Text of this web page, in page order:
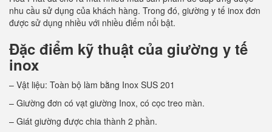
nhu cầu sử dụng của khách hàng. Trong đó, giường y tế inox đơn
được sử dụng nhiều với nhiều điểm nổi bật.
Đặc điểm kỹ thuật của giường y tế
inox
– Vật liệu: Toàn bộ làm bằng Inox SUS 201
– Giường đơn có vạt giường Inox, có cọc treo màn.
– Giát giường được chia thành 2 phần.